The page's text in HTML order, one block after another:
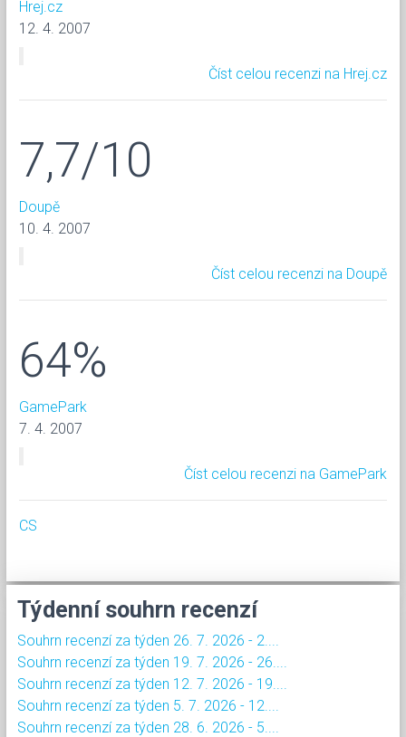
Hrej.cz
12. 4. 2007
Číst celou recenzi na Hrej.cz
7,7/10
Doupě
10. 4. 2007
Číst celou recenzi na Doupě
64%
GamePark
7. 4. 2007
Číst celou recenzi na GamePark
CS
Týdenní souhrn recenzí
Souhrn recenzí za týden 26. 7. 2026 - 2....
Souhrn recenzí za týden 19. 7. 2026 - 26....
Souhrn recenzí za týden 12. 7. 2026 - 19....
Souhrn recenzí za týden 5. 7. 2026 - 12....
Souhrn recenzí za týden 28. 6. 2026 - 5....